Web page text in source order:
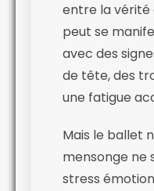
entre la vérité
peut se
avec des
de tête, des
une fatigue
Mais le ballet
mensonge ne
stress